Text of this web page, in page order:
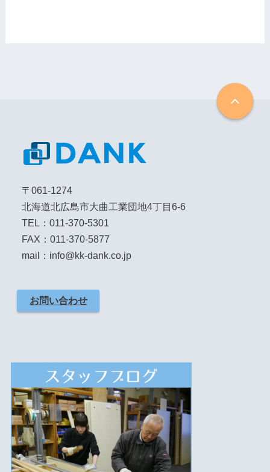
〒061-1274
北海道北広島市大曲工業団地4丁目6-6
TEL：011-370-5301
FAX：011-370-5877
mail：info@kk-dank.co.jp
お問い合わせ